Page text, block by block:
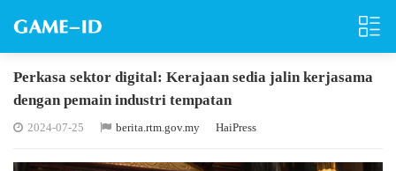
Perkasa sektor digital: Kerajaan sedia jalin kerjasama
dengan pemain industri tempatan
2024-07-25 berita.rtm.gov.my HaiPress